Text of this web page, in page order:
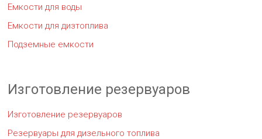
Емкости для воды
Емкости для дизтоплива
Подземные емкости
Изготовление резервуаров
Изготовление резервуаров
Резервуары для дизельного топлива